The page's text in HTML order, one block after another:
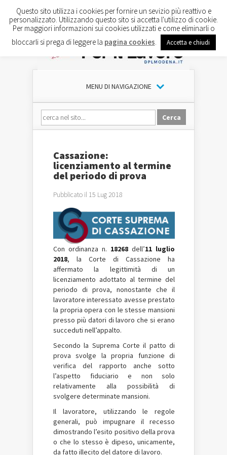
MENU DI NAVIGAZIONE
Cassazione:
licenziamento al termine
del periodo di prova
Pubblicato il 15 Lug 2018
Con ordinanza n. 18268 dell’11 luglio
2018, la Corte di Cassazione ha
affermato la legittimità di un
licenziamento adottato al termine del
periodo di prova, nonostante che il
lavoratore interessato avesse prestato
la propria opera con le stesse mansioni
presso più datori di lavoro che si erano
succeduti nell’appalto.
Secondo la Suprema Corte il patto di
prova svolge la propria funzione di
verifica del rapporto anche sotto
l’aspetto fiduciario e non solo
relativamente alla possibilità di
svolgere determinate mansioni.
Il lavoratore, utilizzando le regole
generali, può impugnare il recesso
dimostrando l’esito positivo della prova
o che lo stesso è dipeso, unicamente,
da fatto illecito del datore di lavoro.
Questo sito utilizza i cookies per fornire un sevizio più reattivo e
personalizzato. Utilizzando questo sito si accetta l'utilizzo di cookie.
Per maggiori informazioni sui cookies utilizzati e come eliminarli o
bloccarli si prega di leggere la pagina cookies Accetta e chiudi